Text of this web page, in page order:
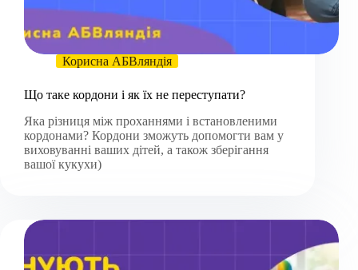
Корисна АБВляндія
Що таке кордони і як їх не переступати?
Яка різниця між проханнями і встановленими
кордонами? Кордони зможуть допомогти вам у
виховуванні ваших дітей, а також зберігання
вашої кукухи)